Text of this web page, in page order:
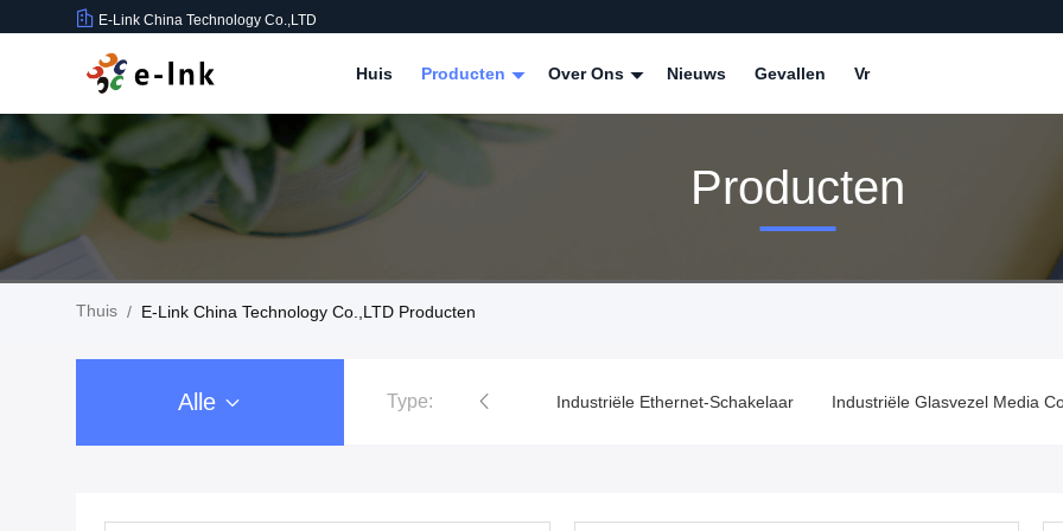
E-Link China Technology Co.,LTD
Huis Producten Over Ons Nieuws Gevallen Vr
Producten
Thuis / E-Link China Technology Co.,LTD Producten
Alle Type:
Industriële PoE Schakelaar Industriële Ethernet-Schakelaar Industriële Glasvezel Media